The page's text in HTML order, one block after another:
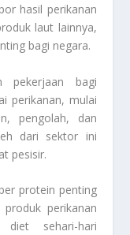
hasil perikanan
laut lainnya,
bagi negara.
pekerjaan bagi
perikanan, mulai
pengolah, dan
dari sektor ini
pesisir.
protein penting
perikanan
sehari-hari